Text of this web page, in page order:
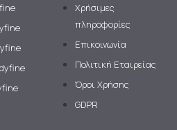
Χρήσιμες
πληροφορίες
Επικοινωνία
Πολιτική Εταιρείας
Όροι Χρήσης
GDPR